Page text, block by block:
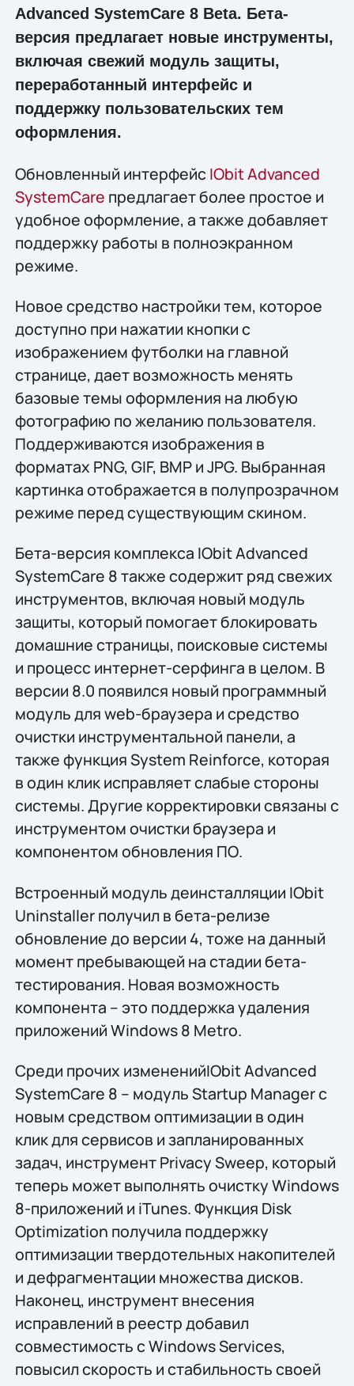
Advanced SystemCare 8 Beta. Бета-
версия предлагает новые инструменты,
включая свежий модуль защиты,
переработанный интерфейс и
поддержку пользовательских тем
оформления.
Обновленный интерфейсIObit Advanced
SystemCare предлагает более простое и
удобное оформление, а также добавляет
поддержку работы в полноэкранном
режиме.
Новое средство настройки тем, которое
доступно при нажатии кнопки с
изображением футболки на главной
странице, дает возможность менять
базовые темы оформления на любую
фотографию по желанию пользователя.
Поддерживаются изображения в
форматах PNG, GIF, BMP и JPG. Выбранная
картинка отображается в полупрозрачном
режиме перед существующим скином.
Бета-версия комплекса IObit Advanced
SystemCare 8 также содержит ряд свежих
инструментов, включая новый модуль
защиты, который помогает блокировать
домашние страницы, поисковые системы
и процесс интернет-серфинга в целом. В
версии 8.0 появился новый программный
модуль для web-браузера и средство
очистки инструментальной панели, а
также функция System Reinforce, которая
в один клик исправляет слабые стороны
системы. Другие корректировки связаны с
инструментом очистки браузера и
компонентом обновления ПО.
Встроенный модуль деинсталляции IObit
Uninstaller получил в бета-релизе
обновление до версии 4, тоже на данный
момент пребывающей на стадии бета-
тестирования. Новая возможность
компонента – это поддержка удаления
приложений Windows 8 Metro.
Среди прочих измененийIObit Advanced
SystemCare 8 – модуль Startup Manager с
новым средством оптимизации в один
клик для сервисов и запланированных
задач, инструмент Privacy Sweep, который
теперь может выполнять очистку Windows
8-приложений и iTunes. Функция Disk
Optimization получила поддержку
оптимизации твердотельных накопителей
и дефрагментации множества дисков.
Наконец, инструмент внесения
исправлений в реестр добавил
совместимость с Windows Services,
повысил скорость и стабильность своей